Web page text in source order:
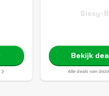
Sissy-
Bekijk
Alle deals van